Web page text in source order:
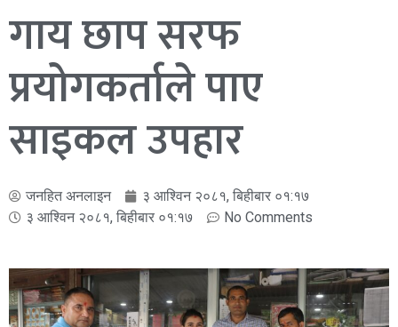
गाय छाप सरफ
प्रयोगकर्ताले पाए
साइकल उपहार
जनहित अनलाइन
३ आश्विन २०८१, बिहीबार ०१:१७
३ आश्विन २०८१, बिहीबार ०१:१७
No Comments